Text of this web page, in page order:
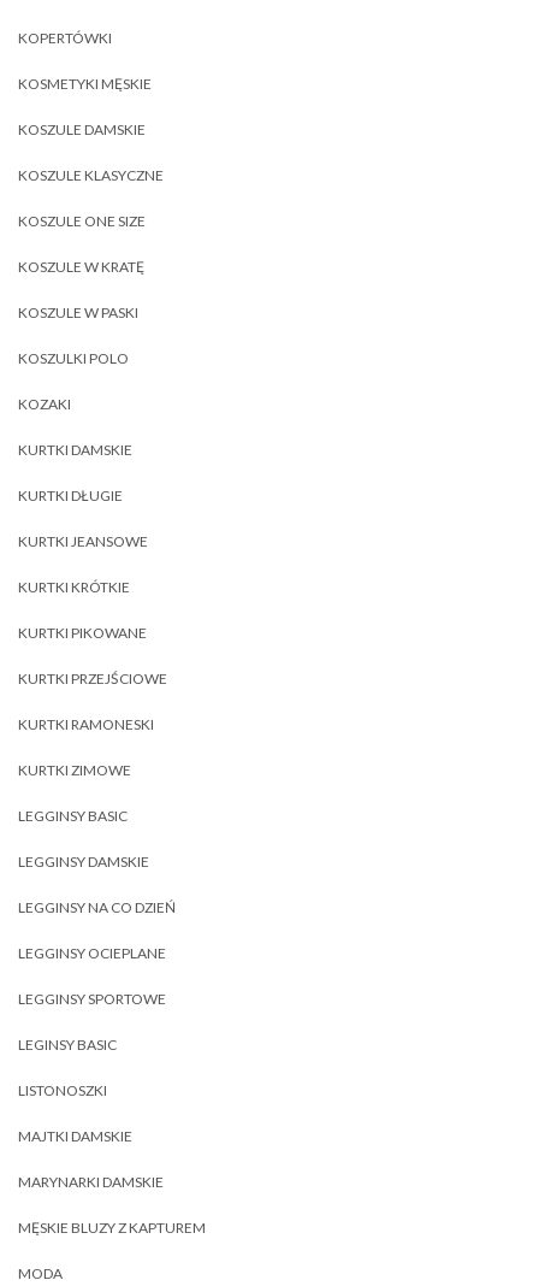
KOPERTÓWKI
KOSMETYKI MĘSKIE
KOSZULE DAMSKIE
KOSZULE KLASYCZNE
KOSZULE ONE SIZE
KOSZULE W KRATĘ
KOSZULE W PASKI
KOSZULKI POLO
KOZAKI
KURTKI DAMSKIE
KURTKI DŁUGIE
KURTKI JEANSOWE
KURTKI KRÓTKIE
KURTKI PIKOWANE
KURTKI PRZEJŚCIOWE
KURTKI RAMONESKI
KURTKI ZIMOWE
LEGGINSY BASIC
LEGGINSY DAMSKIE
LEGGINSY NA CO DZIEŃ
LEGGINSY OCIEPLANE
LEGGINSY SPORTOWE
LEGINSY BASIC
LISTONOSZKI
MAJTKI DAMSKIE
MARYNARKI DAMSKIE
MĘSKIE BLUZY Z KAPTUREM
MODA